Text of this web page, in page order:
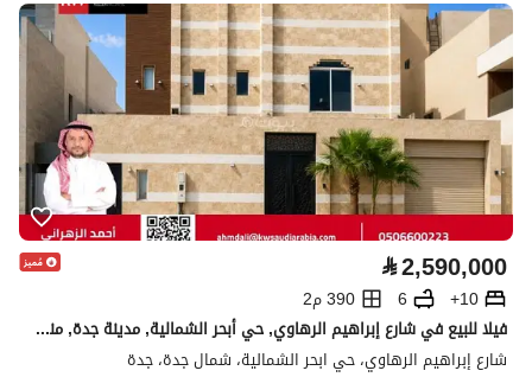
⃁2,590,000
10+
6
390 م2
فيلا للبيع في شارع إبراهيم الرهاوي, حي أبحر الشمالية, مدينة جدة, منطقة مكة المكرمة
شارع إبراهيم الرهاوي، حي ابحر الشمالية، شمال جدة، جدة